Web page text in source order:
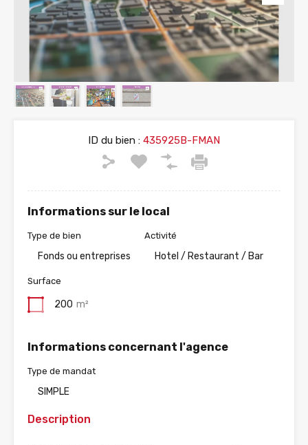
ID du bien : 435925B-FMAN
Informations sur le local
Type de bien
Fonds ou entreprises
Activité
Hotel / Restaurant / Bar
Surface
200 m²
Informations concernant l'agence
Type de mandat
SIMPLE
Description